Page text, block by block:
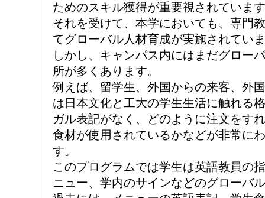
ためのスキル獲得が重要視されていま
それを受けて、本学においても、専門
てグローバル人材育成が実施されてい
しかし、キャンパス内にはまだグロー
所が多くあります。
例えば、留学生、外国からの来客、外
は日本文化と工大の学生生活に触れる
ガル表記がなく、どのように注文をす
食材が使用されているかなどが非常に
す。
このプログラムでは学生は英語教員の
ニュー、学内のサインなどのグローバ